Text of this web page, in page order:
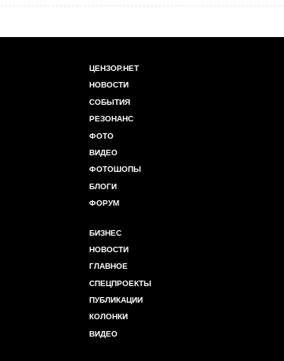
ЦЕНЗОР.НЕТ
НОВОСТИ
СОБЫТИЯ
РЕЗОНАНС
ФОТО
ВИДЕО
ФОТОШОПЫ
БЛОГИ
ФОРУМ
БИЗНЕС
НОВОСТИ
ГЛАВНОЕ
СПЕЦПРОЕКТЫ
ПУБЛИКАЦИИ
КОЛОНКИ
ВИДЕО